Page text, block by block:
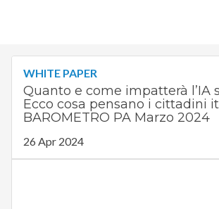
WHITE PAPER
Quanto e come impatterà l’IA
Ecco cosa pensano i cittadini
BAROMETRO PA Marzo 2024
26 Apr 2024